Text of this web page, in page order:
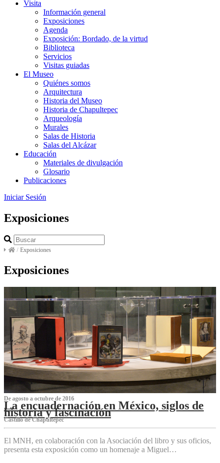
Visita
Información general
Exposiciones
Agenda
Exposición: Bordado, de la virtud
Biblioteca
Servicios
Visitas guiadas
El Museo
Quiénes somos
Arquitectura
Historia del Museo
Historia de Chapultepec
Arqueología
Murales
Salas de Historia
Salas del Alcázar
Educación
Materiales de divulgación
Glosario
Publicaciones
Iniciar Sesión
Exposiciones
/ Exposiciones
Exposiciones
De agosto a octubre de 2016
La encuadernación en México, siglos de
historia y fascinación
Castillo de Chapultepec
El MNH, en colaboración con la Asociación del libro y sus oficios,
presenta esta exposición como un homenaje a Miguel…